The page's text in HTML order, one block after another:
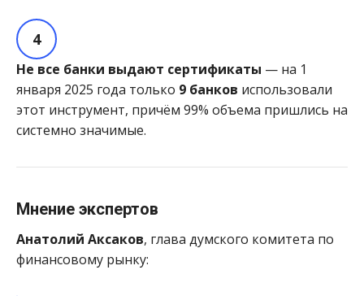
Не все банки выдают сертификаты — на 1
января 2025 года только 9 банков использовали
этот инструмент, причём 99% объема пришлись на
системно значимые.
Мнение экспертов
Анатолий Аксаков, глава думского комитета по
финансовому рынку: